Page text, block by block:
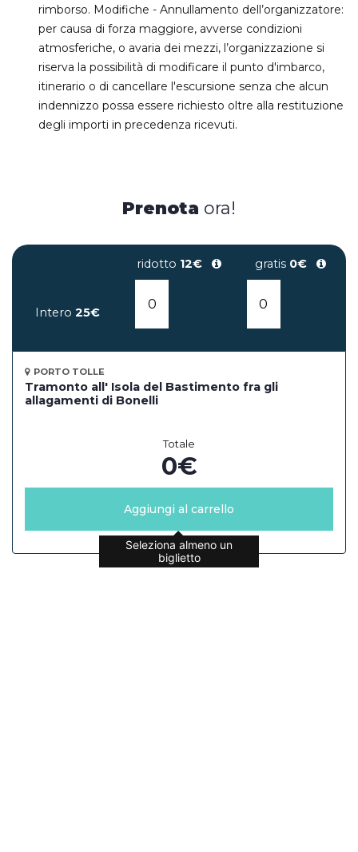
rimborso. Modifiche - Annullamento dell’organizzatore:
per causa di forza maggiore, avverse condizioni
atmosferiche, o avaria dei mezzi, l’organizzazione si
riserva la possibilità di modificare il punto d'imbarco,
itinerario o di cancellare l'escursione senza che alcun
indennizzo possa essere richiesto oltre alla restituzione
degli importi in precedenza ricevuti.
Prenota ora!
Intero 25€
ridotto 12€ gratis 0€
PORTO TOLLE
Tramonto all' Isola del Bastimento fra gli
allagamenti di Bonelli
Totale
0€
Aggiungi al carrello
Seleziona almeno un
biglietto